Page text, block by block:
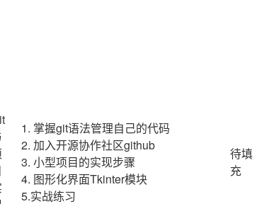
1. 掌握git语法管理自己的代码
2. 加入开源协作社区github
3. 小型项目的实现步骤
4. 图形化界面Tkinter模块
5.实战练习
待填
充